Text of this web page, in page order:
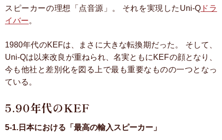
スピーカーの理想「点音源」。 それを実現したUni-Qドラ
イバー。
1980年代のKEFは、まさに大きな転換期だった。
そして、
Uni-Qは以来改良が重ねられ、名実ともにKEFの顔となり、
今も他社と差別化を図る上で最も重要なものの一つとなっ
ている。
5.90年代のKEF
5-1.日本における「最高の輸入スピーカー」